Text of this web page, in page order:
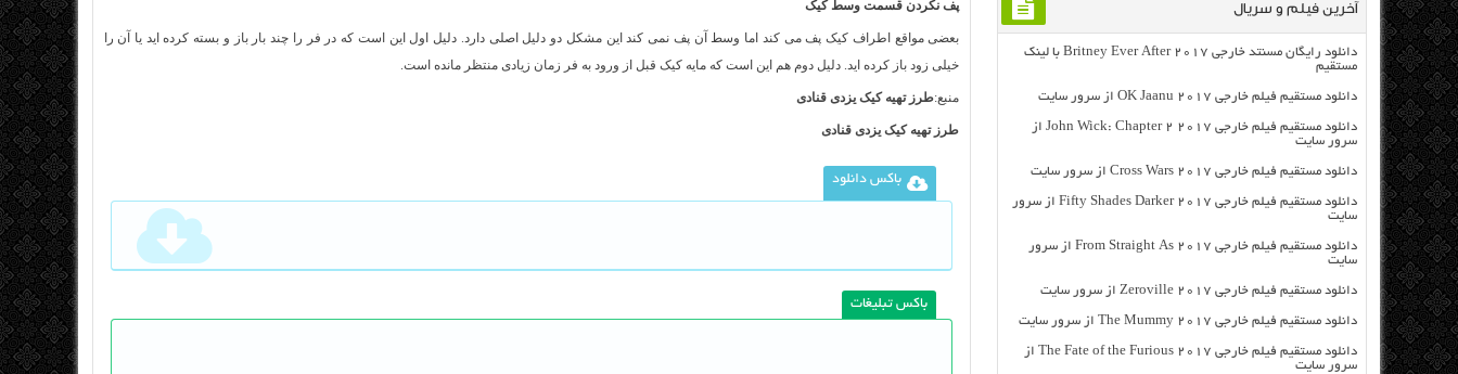
پف نکردن قسمت وسط کیک
بعضی مواقع اطراف کیک پف می کند اما وسط آن پف نمی کند این مشکل دو دلیل اصلی دارد. دلیل اول این است که در فر را چند بار باز و بسته کرده اید یا آن را
خیلی زود باز کرده اید. دلیل دوم هم این است که مایه کیک قبل از ورود به فر زمان زیادی منتظر مانده است.
منبع:طرز تهیه کیک یزدی قنادی
طرز تهیه کیک یزدی قنادی
باکس دانلود
باکس تبلیغات
آخرین فیلم و سریال
دانلود رایگان مسنتد خارجی Britney Ever After 2017 با لینک
مستقیم
دانلود مستقیم فیلم خارجی OK Jaanu 2017 از سرور سایت
دانلود مستقیم فیلم خارجی John Wick: Chapter 2 2017 از
سرور سایت
دانلود مستقیم فیلم خارجی Cross Wars 2017 از سرور سایت
دانلود مستقیم فیلم خارجی Fifty Shades Darker 2017 از سرور
سایت
دانلود مستقیم فیلم خارجی From Straight As 2017 از سرور
سایت
دانلود مستقیم فیلم خارجی Zeroville 2017 از سرور سایت
دانلود مستقیم فیلم خارجی The Mummy 2017 از سرور سایت
دانلود مستقیم فیلم خارجی The Fate of the Furious 2017 از
سرور سایت